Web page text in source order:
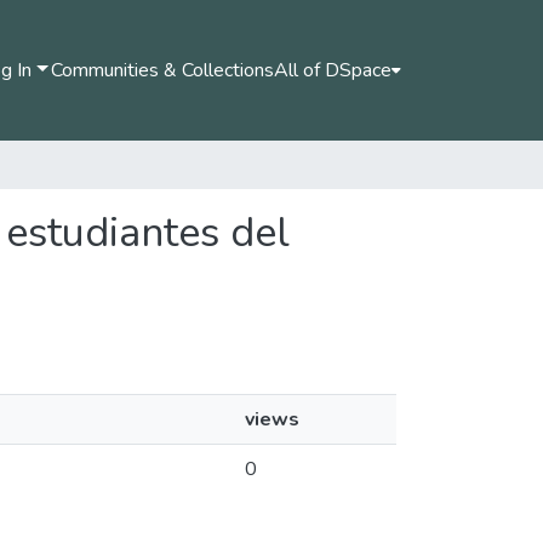
In Communities & CollectionsAll of DSpace
del
views
0